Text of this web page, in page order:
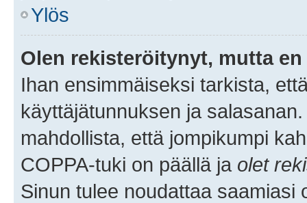
Ylös
Olen rekisteröitynyt, mutta
Ihan ensimmäiseksi tarkista,
käyttäjätunnuksen ja
mahdollista, että jompikumpi
COPPA-tuki on päällä ja olet
Sinun tulee noudattaa saamiasi